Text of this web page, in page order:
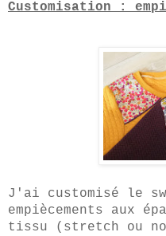
Customisation :
J'ai customisé le
empiècements aux
tissu (stretch ou